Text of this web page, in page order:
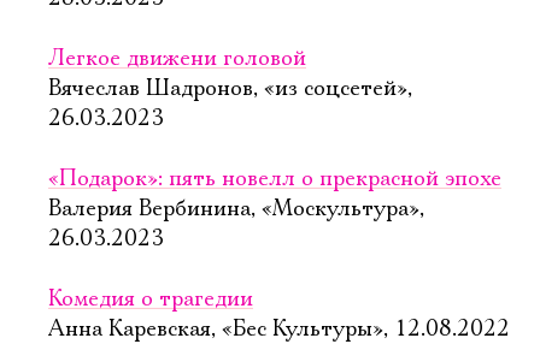
Легкое движени головой
Вячеслав Шадронов, «из соцсетей»,
26.03.2023
«Подарок»: пять новелл о прекрасной эпохе
Валерия Вербинина, «Москультура»,
26.03.2023
Комедия о трагедии
Анна Каревская, «Бес Культуры», 12.08.2022